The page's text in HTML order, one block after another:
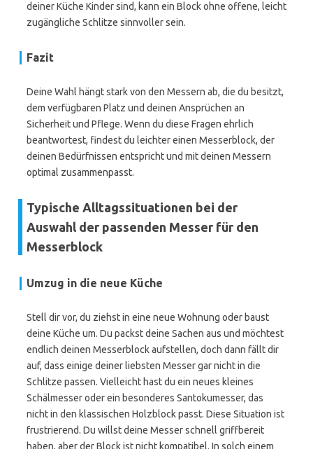
deiner Küche Kinder sind, kann ein Block ohne offene, leicht
zugängliche Schlitze sinnvoller sein.
Fazit
Deine Wahl hängt stark von den Messern ab, die du besitzt,
dem verfügbaren Platz und deinen Ansprüchen an
Sicherheit und Pflege. Wenn du diese Fragen ehrlich
beantwortest, findest du leichter einen Messerblock, der
deinen Bedürfnissen entspricht und mit deinen Messern
optimal zusammenpasst.
Typische Alltagssituationen bei der
Auswahl der passenden Messer für den
Messerblock
Umzug in die neue Küche
Stell dir vor, du ziehst in eine neue Wohnung oder baust
deine Küche um. Du packst deine Sachen aus und möchtest
endlich deinen Messerblock aufstellen, doch dann fällt dir
auf, dass einige deiner liebsten Messer gar nicht in die
Schlitze passen. Vielleicht hast du ein neues kleines
Schälmesser oder ein besonderes Santokumesser, das
nicht in den klassischen Holzblock passt. Diese Situation ist
frustrierend. Du willst deine Messer schnell griffbereit
haben, aber der Block ist nicht kompatibel. In solch einem